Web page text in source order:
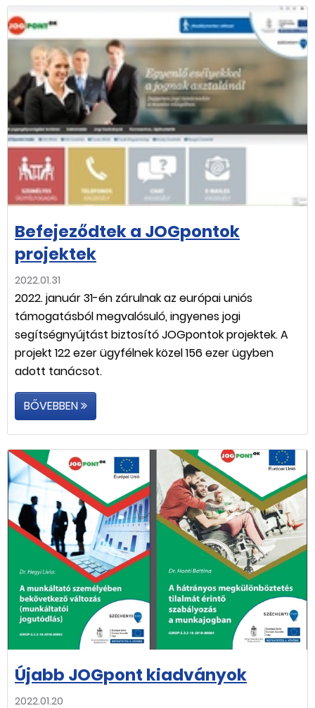
Befejeződtek a JOGpontok
projektek
2022.01.31
2022. január 31-én zárulnak az európai uniós
támogatásból megvalósuló, ingyenes jogi
segítségnyújtást biztosító JOGpontok projektek. A
projekt 122 ezer ügyfélnek közel 156 ezer ügyben
adott tanácsot.
BŐVEBBEN
Újabb JOGpont kiadványok
2022.01.20